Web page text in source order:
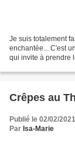
Je suis totalement
enchantée... C'est
qui invite à prendre
Crêpes au
Publié le 02/02/
Par Isa-Marie